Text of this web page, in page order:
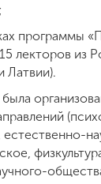
программы
лекторов из
Латвии).
естественно-